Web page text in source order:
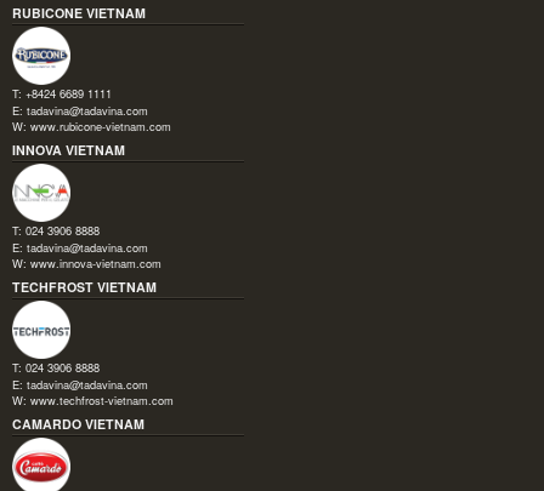
RUBICONE VIETNAM
T: +8424 6689 1111
E: tadavina@tadavina.com
W: www.rubicone-vietnam.com
INNOVA VIETNAM
T: 024 3906 8888
E: tadavina@tadavina.com
W: www.innova-vietnam.com
TECHFROST VIETNAM
T: 024 3906 8888
E: tadavina@tadavina.com
W: www.techfrost-vietnam.com
CAMARDO VIETNAM